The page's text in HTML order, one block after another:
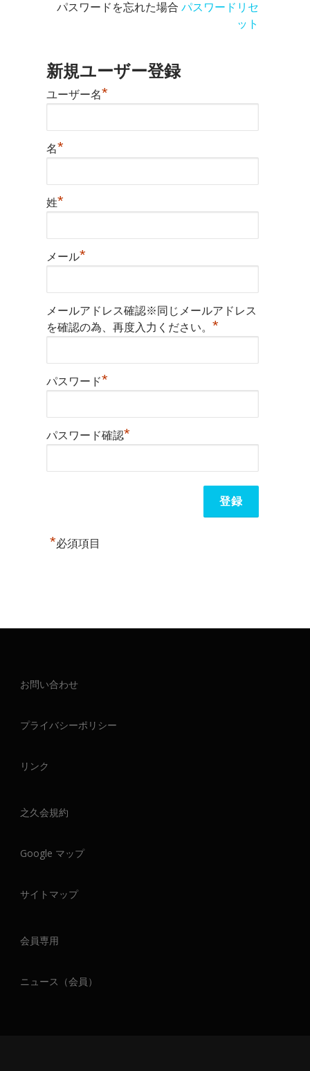
パスワードを忘れた場合パスワードリセ
ット
新規ユーザー登録
ユーザー名*
名*
姓*
メール*
メールアドレス確認※同じメールアドレス
を確認の為、再度入力ください。*
パスワード*
パスワード確認*
*必須項目
お問い合わせ
プライバシーポリシー
リンク
之久会規約
Google マップ
サイトマップ
会員専用
ニュース（会員）